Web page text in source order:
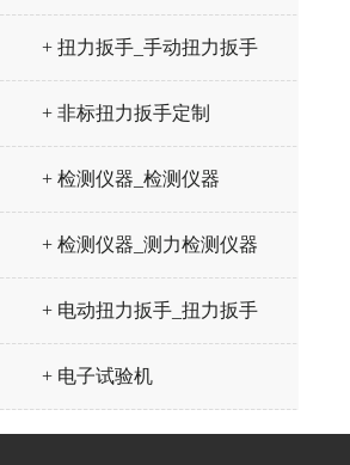
+ 扭力扳手_手动扭力扳手
+ 非标扭力扳手定制
+ 检测仪器_检测仪器
+ 检测仪器_测力检测仪器
+ 电动扭力扳手_扭力扳手
+ 电子试验机